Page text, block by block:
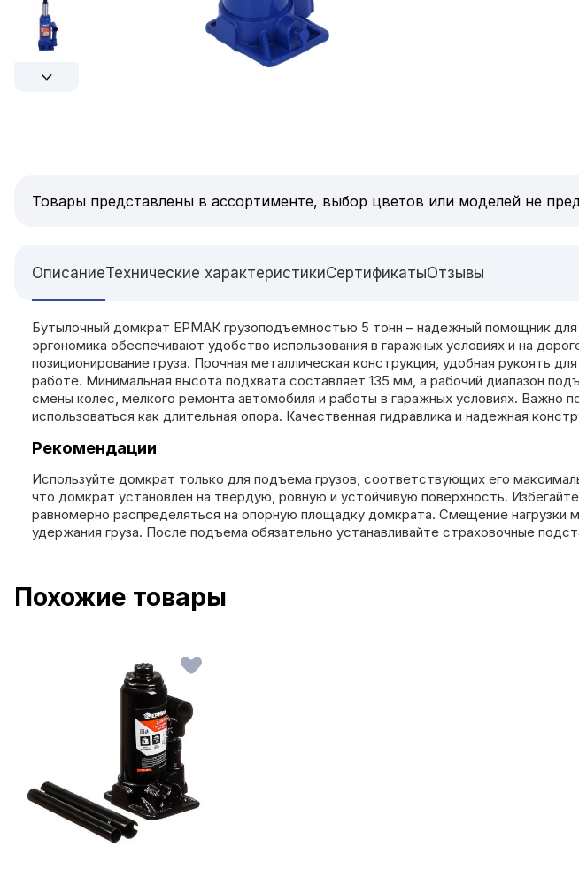
Товары представлены в ассортименте, выбор цветов или моделей не
ОписаниеТехнические характеристикиСертификатыОтзывы
Бутылочный домкрат ЕРМАК грузоподъемностью 5 тонн – надежный помощник для
эргономика обеспечивают удобство использования в гаражных условиях и на
позиционирование груза. Прочная металлическая конструкция, удобная рукоять
работе. Минимальная высота подхвата составляет 135 мм, а рабочий диапазон
смены колес, мелкого ремонта автомобиля и работы в гаражных условиях. Важно
использоваться как длительная опора. Качественная гидравлика и надежная
Рекомендации
Используйте домкрат только для подъема грузов, соответствующих его
что домкрат установлен на твердую, ровную и устойчивую поверхность.
равномерно распределяться на опорную площадку домкрата. Смещение
удержания груза. После подъема обязательно устанавливайте страховочные
Похожие товары